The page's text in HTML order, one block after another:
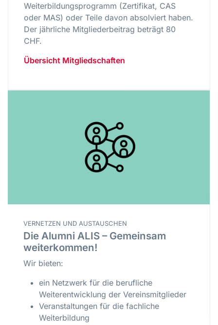
Weiterbildungsprogramm (Zertifikat, CAS
oder MAS) oder Teile davon absolviert haben.
Der jährliche Mitgliederbeitrag beträgt 80
CHF.
Übersicht Mitgliedschaften
VERNETZEN UND AUSTAUSCHEN
Die Alumni ALIS – Gemeinsam
weiterkommen!
Wir bieten:
ein Netzwerk für die berufliche
Weiterentwicklung der Vereinsmitglieder
Veranstaltungen für die fachliche
Weiterbildung